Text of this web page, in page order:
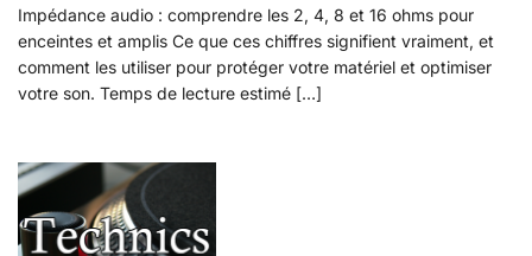
Impédance audio : comprendre les 2, 4, 8 et 16 ohms pour
enceintes et amplis Ce que ces chiffres signifient vraiment, et
comment les utiliser pour protéger votre matériel et optimiser
votre son. Temps de lecture estimé […]